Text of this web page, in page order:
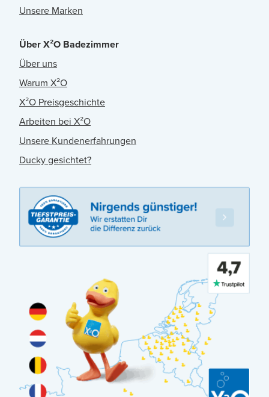
Unsere Marken
Über X²O Badezimmer
Über uns
Warum X²O
X²O Preisgeschichte
Arbeiten bei X²O
Unsere Kundenerfahrungen
Ducky gesichtet?